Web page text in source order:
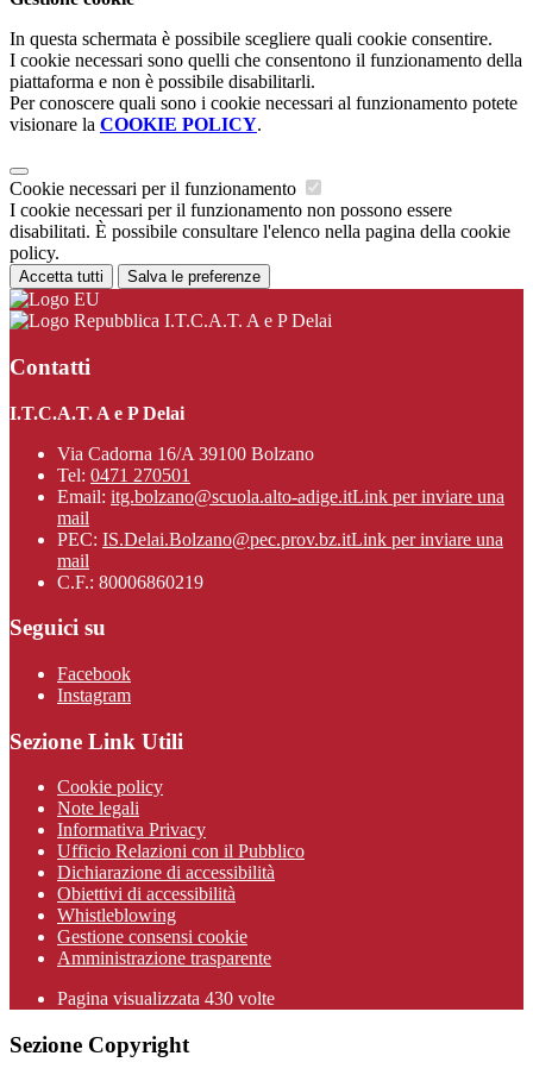
In questa schermata è possibile scegliere quali cookie consentire.
I cookie necessari sono quelli che consentono il funzionamento della
piattaforma e non è possibile disabilitarli.
Per conoscere quali sono i cookie necessari al funzionamento potete
visionare la COOKIE POLICY.
Cookie necessari per il funzionamento
I cookie necessari per il funzionamento non possono essere
disabilitati. È possibile consultare l'elenco nella pagina della cookie
policy.
Accetta tutti Salva le preferenze
I.T.C.A.T. A e P Delai
Contatti
I.T.C.A.T. A e P Delai
Via Cadorna 16/A 39100 Bolzano
Tel: 0471 270501
Email: itg.bolzano@scuola.alto-adige.itLink per inviare una
mail
PEC: IS.Delai.Bolzano@pec.prov.bz.itLink per inviare una
mail
C.F.: 80006860219
Seguici su
Facebook
Instagram
Sezione Link Utili
Cookie policy
Note legali
Informativa Privacy
Ufficio Relazioni con il Pubblico
Dichiarazione di accessibilità
Obiettivi di accessibilità
Whistleblowing
Gestione consensi cookie
Amministrazione trasparente
Pagina visualizzata 430 volte
Sezione Copyright